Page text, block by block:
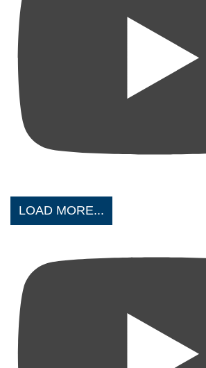
LOAD MORE...